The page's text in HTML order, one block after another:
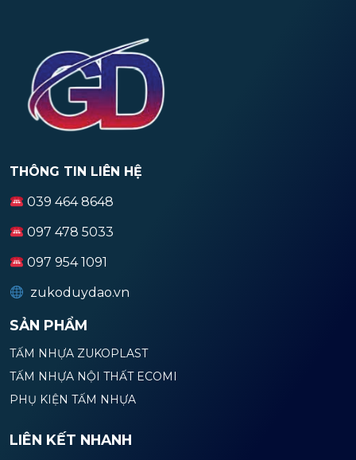
THÔNG TIN LIÊN HỆ
039 464 8648
097 478 5033
097 954 1091
zukoduydao.vn
SẢN PHẨM
TẤM NHỰA ZUKOPLAST
TẤM NHỰA NỘI THẤT ECOMI
PHỤ KIỆN TẤM NHỰA
LIÊN KẾT NHANH